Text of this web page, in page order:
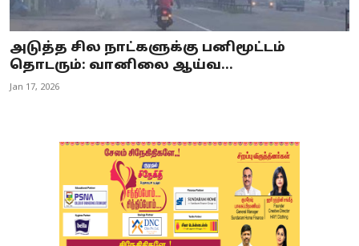
அடுத்த சில நாட்களுக்கு பனிமூட்டம்
தொடரும்: வானிலை ஆய்வ...
Jan 17, 2026